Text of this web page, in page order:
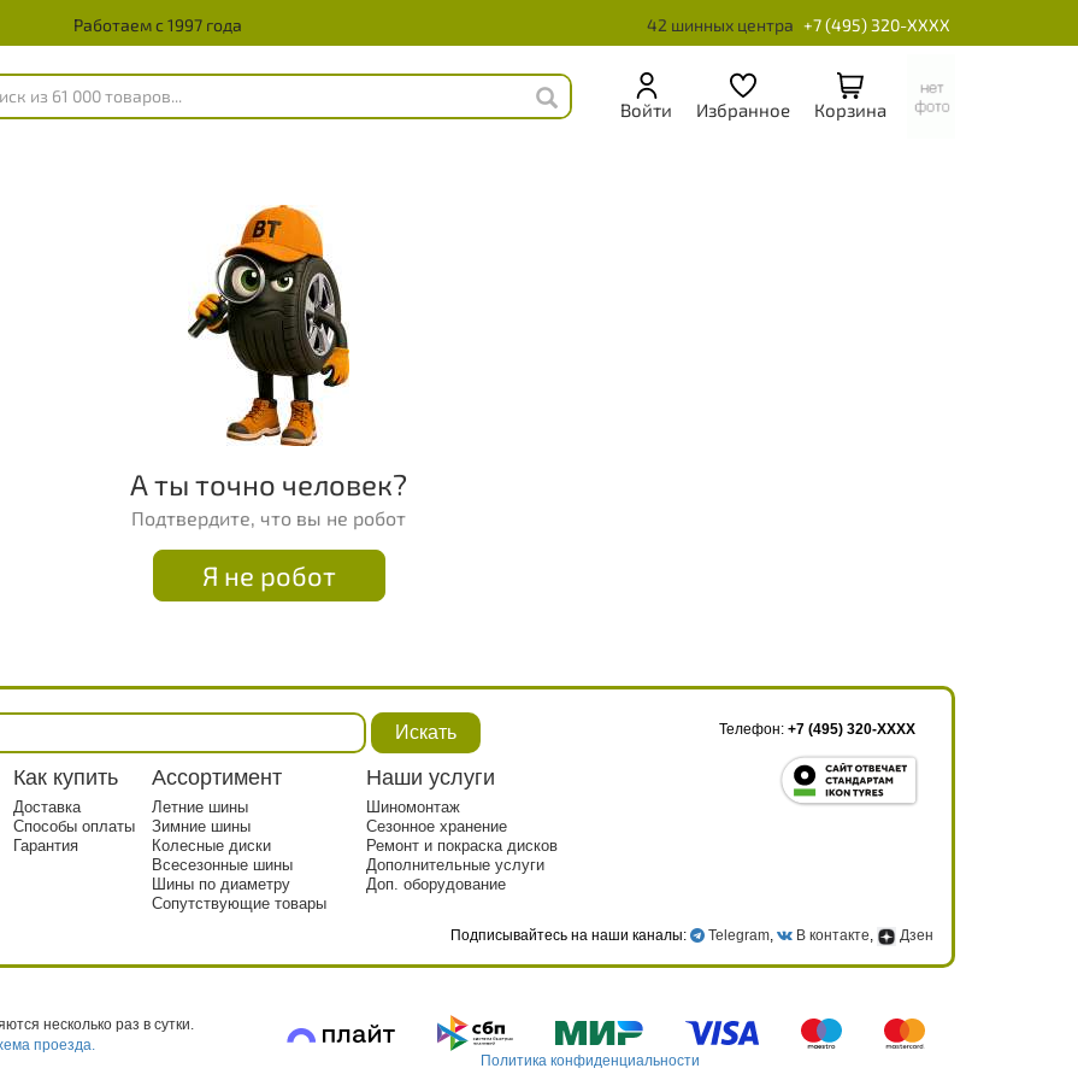
Работаем с 1997 года 42 шинных центра +7 (495) 320-XXXX
Войти Избранное Корзина
А ты точно человек?
Подтвердите, что вы не робот
Я не робот
Искать
Как купить
Доставка
Способы оплаты
Гарантия
Ассортимент
Летние шины
Зимние шины
Колесные диски
Всесезонные шины
Шины по диаметру
Сопутствующие товары
Наши услуги
Шиномонтаж
Сезонное хранение
Ремонт и покраска дисков
Дополнительные услуги
Доп. оборудование
Телефон: +7 (495) 320-XXXX
Подписывайтесь на наши каналы: Telegram, В контакте, Дзен
несколько раз в сутки.
проезда.
Политика конфиденциальности